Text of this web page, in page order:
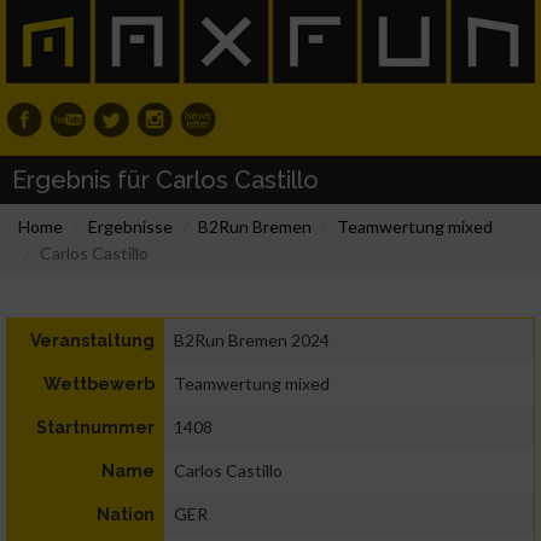
Ergebnis für Carlos Castillo
Home Ergebnisse B2Run Bremen
Teamwertung mixed
Carlos Castillo
Veranstaltung B2Run Bremen 2024
Wettbewerb Teamwertung mixed
Startnummer 1408
Name Carlos Castillo
Nation GER